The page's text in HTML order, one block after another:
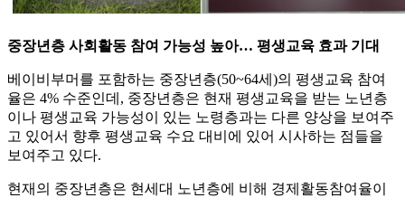
중장년층 사회활동 참여 가능성 높아… 평생교육 효과 기대
베이비부머를 포함하는 중장년층(50~64세)의 평생교육 참여
율은 4% 수준인데, 중장년층은 현재 평생교육을 받는 노년층
이나 평생교육 가능성이 있는 노령층과는 다른 양상을 보여주
고 있어서 향후 평생교육 수요 대비에 있어 시사하는 점들을
보여주고 있다.
현재의 중장년층은 현세대 노년층에 비해 경제활동참여율이